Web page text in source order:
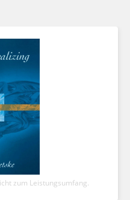
zum Leistungsumfang.